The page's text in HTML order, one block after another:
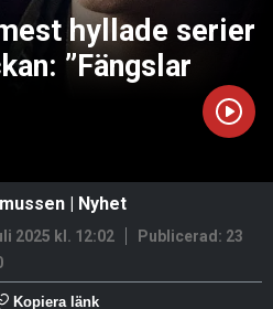
hyllade serier
”Fängslar
| Nyhet
2025 kl. 12:02 Publicerad: 23
Kopiera länk